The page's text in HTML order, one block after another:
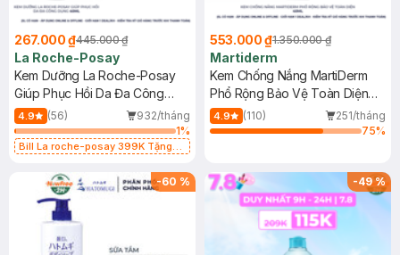
267.000 ₫445.000 ₫
La Roche-Posay
Kem Dưỡng La Roche-Posay
Giúp Phục Hồi Da Đa Công
Dụng 40ml
4.9 (56)
932/tháng
1%
Bill La roche-posay 399K Tặng
(SL có hạn)
553.000 ₫1.350.000 ₫
Martiderm
Kem Chống Nắng MartiDerm
Phổ Rộng Bảo Vệ Toàn Diện
40ml
4.9 (110)
251/tháng
75%
-60 % -49%